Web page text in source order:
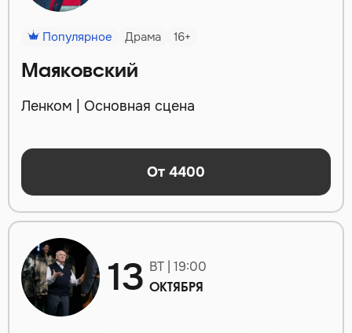
Популярное Драма 16+
Маяковский
Ленком | Основная сцена
От 4400
13 ВТ | 19:00
ОКТЯБРЯ